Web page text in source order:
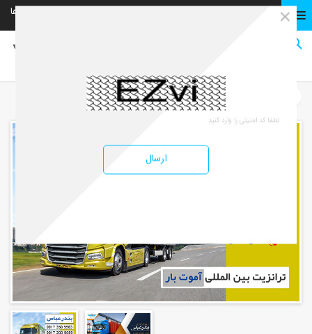
02152901901 02152901
ترانزیت و ترابر ترانزیت از بندرعباس | آموت بار
ارسال